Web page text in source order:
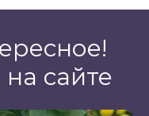
сайте